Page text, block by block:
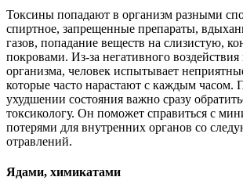
Токсины попадают в организм разными
спиртное, запрещенные препараты,
газов, попадание веществ на слизистую,
покровами. Из-за негативного воздействия
организма, человек испытывает
которые часто нарастают с каждым часом.
ухудшении состояния важно сразу
токсикологу. Он поможет справиться с
потерями для внутренних органов со
отравлений.
Ядами, химикатами